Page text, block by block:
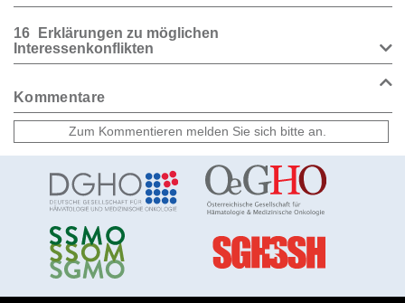
16
Erklärungen zu möglichen
Interessenkonflikten
Kommentare